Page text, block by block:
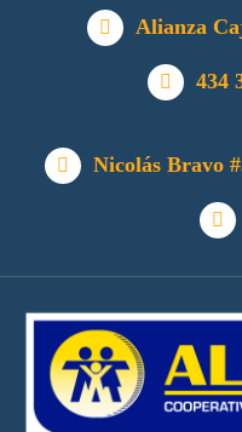
Alianza
434
Nicolás Bravo